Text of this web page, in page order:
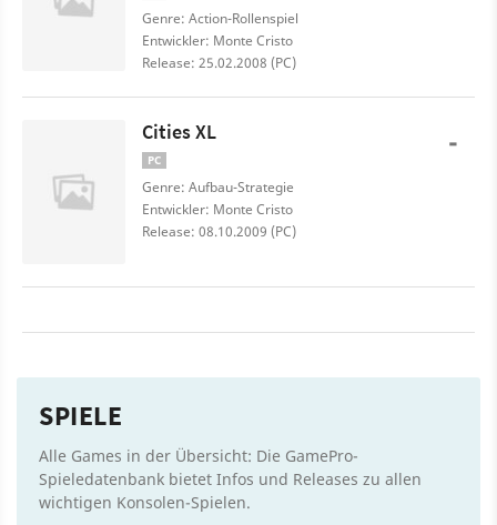
Genre: Action-Rollenspiel
Entwickler: Monte Cristo
Release: 25.02.2008 (PC)
Cities XL
PC
Genre: Aufbau-Strategie
Entwickler: Monte Cristo
Release: 08.10.2009 (PC)
-
SPIELE
Alle Games in der Übersicht: Die GamePro-
Spieledatenbank bietet Infos und Releases zu allen
wichtigen Konsolen-Spielen.